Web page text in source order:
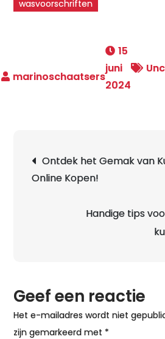
wasvoorschriften
15
juni
2024
Ontdek het Gemak van
Online Kopen!
Handige tips
Geef een reactie
Het e-mailadres wordt niet
zijn gemarkeerd met *